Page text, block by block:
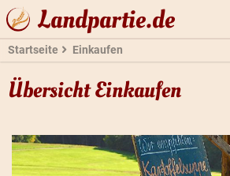
Landpartie.de
Startseite Einkaufen
Übersicht Einkaufen